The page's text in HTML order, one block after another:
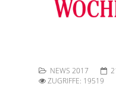
NEWS 2017
ZUGRIFFE: 19519